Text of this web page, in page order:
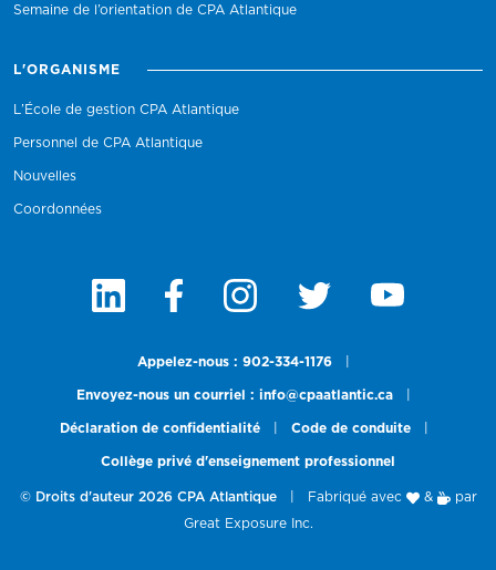
Semaine de l’orientation de CPA Atlantique
L'ORGANISME
L’École de gestion CPA Atlantique
Personnel de CPA Atlantique
Nouvelles
Coordonnées
Appelez-nous : 902-334-1176
Envoyez-nous un courriel : info@cpaatlantic.ca
Déclaration de confidentialité Code de conduite
Collège privé d'enseignement professionnel
© Droits d'auteur 2026 CPA Atlantique Fabriqué avec &
par
Great Exposure Inc.